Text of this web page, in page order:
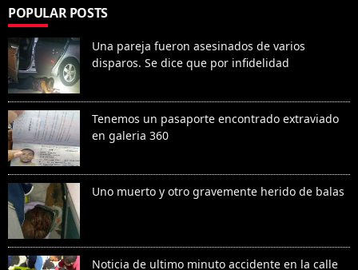
POPULAR POSTS
Una pareja fueron asesinados de varios
disparos. Se dice que por infidelidad
Tenemos un pasaporte encontrado extraviado
en galeria 360
Uno muerto y otro gravemente herido de balas
Noticia de ultimo minuto accidente en la calle